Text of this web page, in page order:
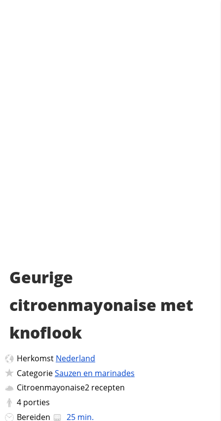
Geurige
citroenmayonaise met
knoflook
Herkomst Nederland
CategorieSauzen en marinades
Citroenmayonaise2 recepten
4 porties
Bereiden
25 min.